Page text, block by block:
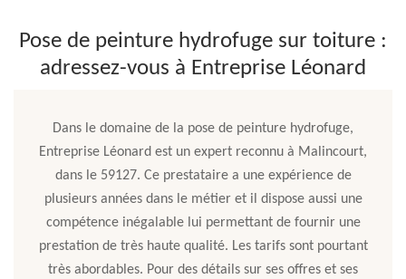
Pose de peinture hydrofuge sur toiture :
adressez-vous à Entreprise Léonard
Dans le domaine de la pose de peinture hydrofuge,
Entreprise Léonard est un expert reconnu à Malincourt,
dans le 59127. Ce prestataire a une expérience de
plusieurs années dans le métier et il dispose aussi une
compétence inégalable lui permettant de fournir une
prestation de très haute qualité. Les tarifs sont pourtant
très abordables. Pour des détails sur ses offres et ses